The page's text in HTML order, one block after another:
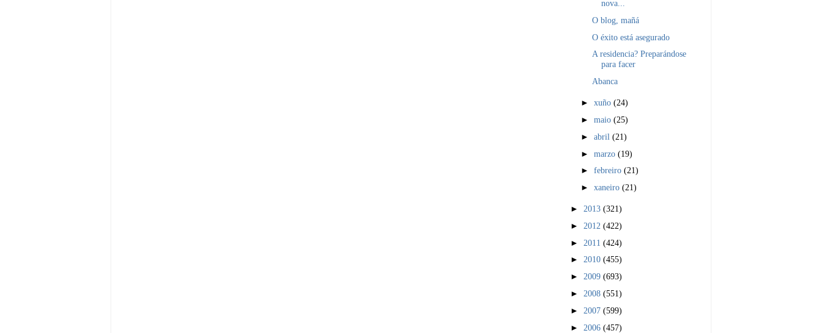
nova...
O blog, mañá
O éxito está asegurado
A residencia? Preparándose
para facer
Abanca
►xuño(24)
►maio(25)
►abril(21)
►marzo(19)
►febreiro(21)
►xaneiro(21)
► 2013 (321)
► 2012 (422)
► 2011 (424)
► 2010 (455)
► 2009 (693)
► 2008 (551)
► 2007 (599)
► 2006 (457)